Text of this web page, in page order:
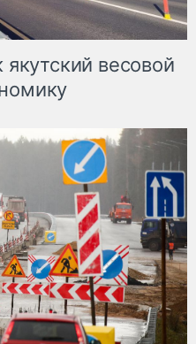
весовой